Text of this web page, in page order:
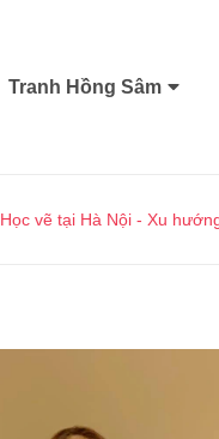
Tranh Hồng Sâm
Học vẽ tại Hà Nội - Xu